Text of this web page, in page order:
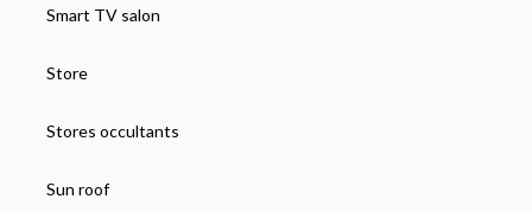
Smart TV salon
Store
Stores occultants
Sun roof